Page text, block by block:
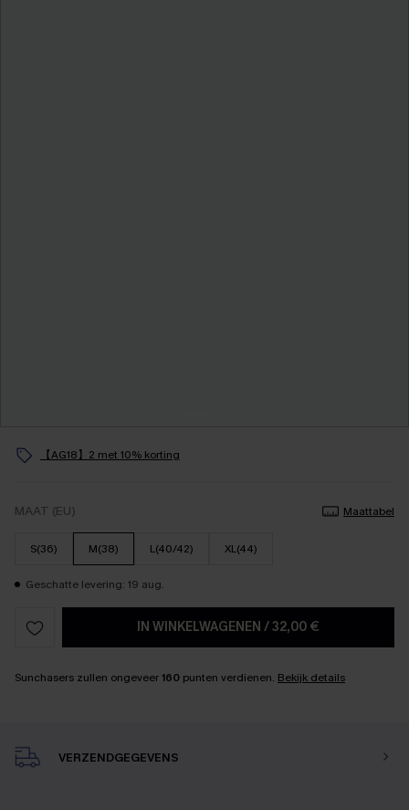
【AG18】2 met 10% korting
MAAT (EU) Maattabel
S(36) M(38) L(40/42) XL(44)
Geschatte levering: 19 aug.
IN WINKELWAGENEN /32,00 €
Sunchasers zullen ongeveer160 punten verdienen. Bekijk details
VERZENDGEGEVENS